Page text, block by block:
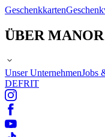
Geschenkkarten
ÜBER MANOR
Unser UnternehmenJobs
DEFRIT